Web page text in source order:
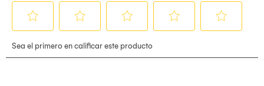
ajustarlos a tus oídos y disfrutar de un ajuste perfecto,
manteniendo la comodidad durante largas sesiones de
música o llamadas.
batería de 30mAh, lo que te permite disfrutar de hasta 4
horas de música continua. Además, con su estuche de carga